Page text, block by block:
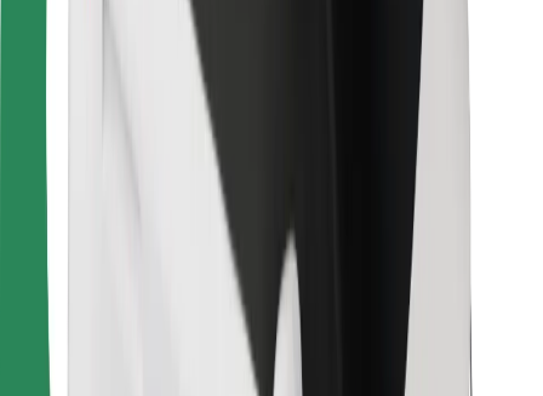
Para estafetas
Para gestores de frota
Para restaurantes
Bolt for Business
Termos & Condições